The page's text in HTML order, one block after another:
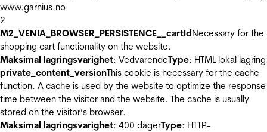
www.garnius.no
2
M2_VENIA_BROWSER_PERSISTENCE__cartIdNecessary for the
shopping cart functionality on the website.
Maksimal lagringsvarighet: VedvarendeType: HTML lokal lagring
private_content_versionThis cookie is necessary for the cache
function. A cache is used by the website to optimize the response
time between the visitor and the website. The cache is usually
stored on the visitor’s browser.
Maksimal lagringsvarighet: 400 dagerType: HTTP-